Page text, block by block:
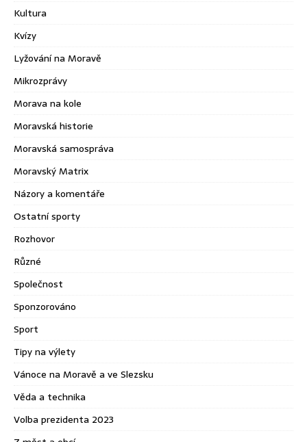
Kultura
Kvízy
Lyžování na Moravě
Mikrozprávy
Morava na kole
Moravská historie
Moravská samospráva
Moravský Matrix
Názory a komentáře
Ostatní sporty
Rozhovor
Různé
Společnost
Sponzorováno
Sport
Tipy na výlety
Vánoce na Moravě a ve Slezsku
Věda a technika
Volba prezidenta 2023